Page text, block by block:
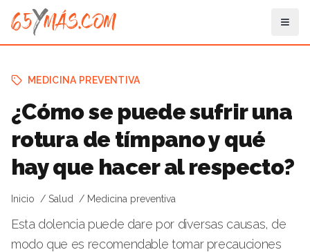
MEDICINA PREVENTIVA
¿Cómo se puede sufrir una
rotura de tímpano y qué
hay que hacer al respecto?
Inicio Salud Medicina preventiva
Esta dolencia puede dare por diversas causas, de
modo que es recomendable tomar precauciones